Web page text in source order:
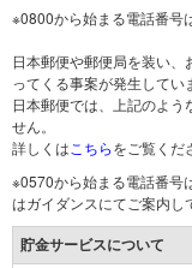
※0800から始まる電話番号
日本郵便や郵便局を装い
ってくる事案が発生してい
日本郵便では、上記のよ
せん。
詳しくは こちらをご覧くだ
※0570から始まる電話番号
はガイダンスにてご案内し
貯金サービスについて